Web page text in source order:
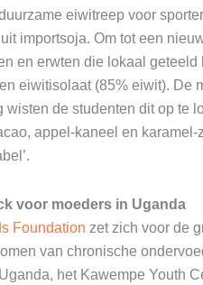
eiwitreep voor
importsoja. Om tot een
en erwten die lokaal
eiwitisolaat (85% eiwit). De
wisten de studenten dit op te
appel-kaneel en
voor moeders in Uganda
Foundation zet zich voor de
van chronische
het Kawempe Youth